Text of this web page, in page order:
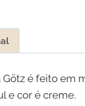
é feito em
e cor é creme.